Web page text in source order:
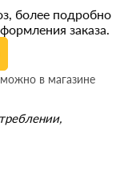
более подробно
заказа.
в магазине